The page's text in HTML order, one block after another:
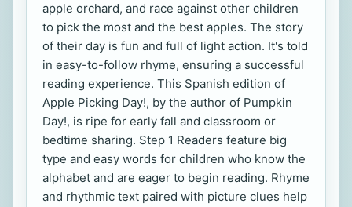
apple orchard, and race against other children
to pick the most and the best apples. The story
of their day is fun and full of light action. It's told
in easy-to-follow rhyme, ensuring a successful
reading experience. This Spanish edition of
Apple Picking Day!, by the author of Pumpkin
Day!, is ripe for early fall and classroom or
bedtime sharing. Step 1 Readers feature big
type and easy words for children who know the
alphabet and are eager to begin reading. Rhyme
and rhythmic text paired with picture clues help